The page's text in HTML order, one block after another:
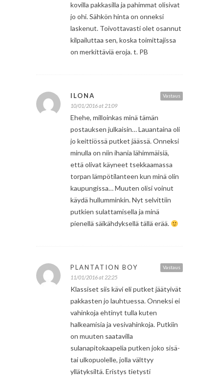
kovilla pakkasilla ja pahimmat olisivat
jo ohi. Sähkön hinta on onneksi
laskenut. Toivottavasti olet osannut
kilpailuttaa sen, koska toimittajissa
on merkittäviä eroja. t. PB
Vastaus
ILONA
10/01/2016 at 21:09
Ehehe, milloinkas minä tämän
postauksen julkaisin… Lauantaina oli
jo keittiössä putket jäässä. Onneksi
minulla on niin ihania lähimmäisiä,
että olivat käyneet tsekkaamassa
torpan lämpötilanteen kun minä olin
kaupungissa… Muuten olisi voinut
käydä hullumminkin. Nyt selvittiin
putkien sulattamisella ja minä
pienellä säikähdyksellä tällä erää.
Vastaus
PLANTATION BOY
11/01/2016 at 22:25
Klassiset siis kävi eli putket jäätyivät
pakkasten jo lauhtuessa. Onneksi ei
vahinkoja ehtinyt tulla kuten
halkeamisia ja vesivahinkoja. Putkiin
on muuten saatavilla
sulanapitokaapelia putken joko sisä-
tai ulkopuolelle, jolla välttyy
yllätyksiltä. Eristys tietysti